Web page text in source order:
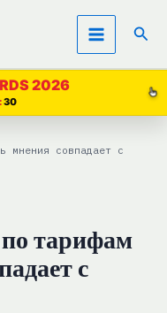
2026
30
мнения совпадает с
тарифам
с